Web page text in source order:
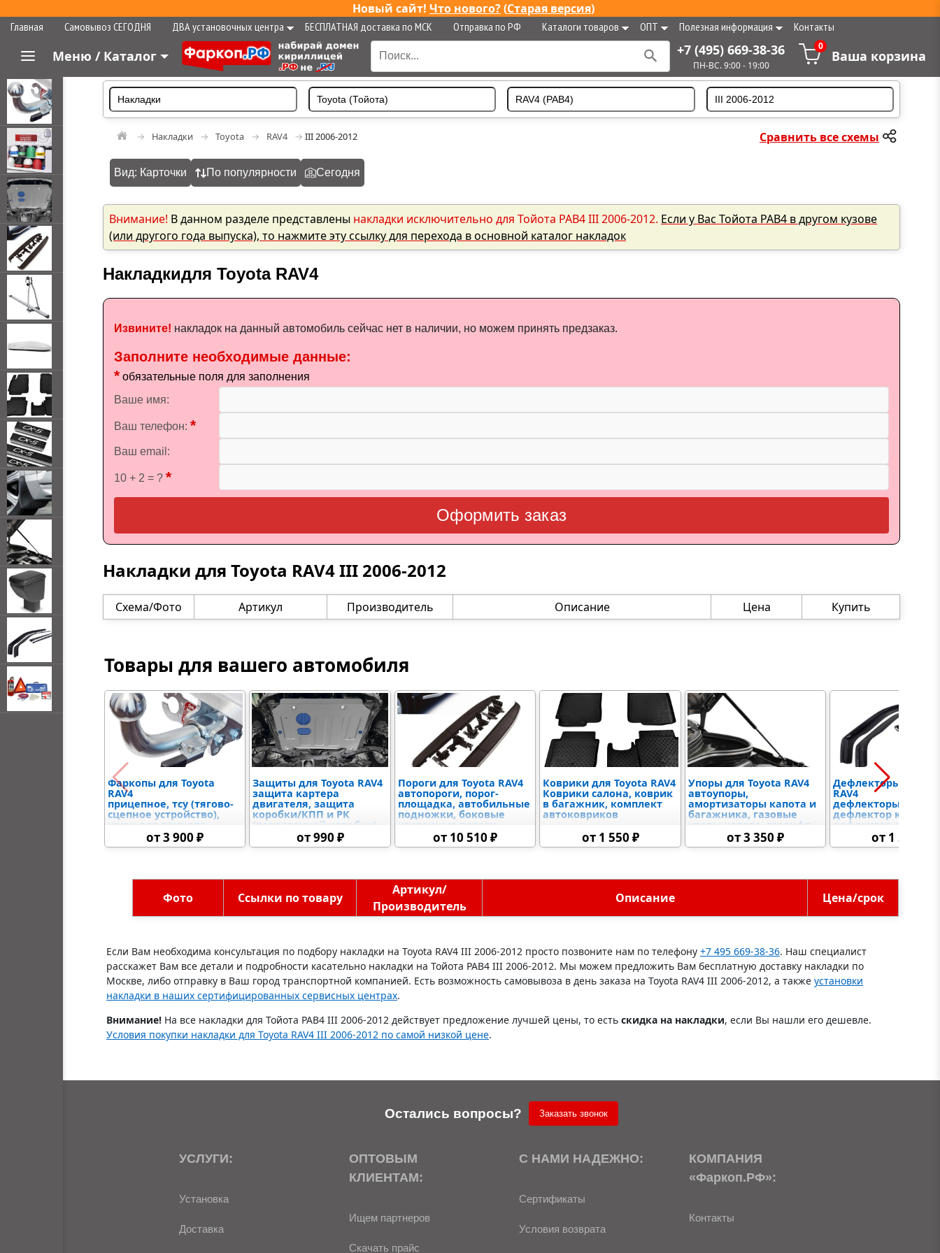
Новый сайт! Что нового?(Старая версия)
Главная Самовывоз СЕГОДНЯ ДВА установочных центра БЕСПЛАТНАЯ доставка по МСК Отправка по РФ Каталоги товаров ОПТ Полезная информация Контакты
Меню / Каталог +7 (495) 669-38-36
ПН-ВС. 9:00 - 19:00
0
Ваша корзина
открывать
наведении
Накладки Toyota RAV4 III 2006-2012 Сравнить все схемы
Вид: Карточки По популярности Сегодня
Внимание! В данном разделе представлены накладки исключительно для Тойота РАВ4 III 2006-2012. Если у Вас Тойота РАВ4 в другом кузове
(или другого года выпуска), то нажмите эту ссылку для перехода в основной каталог накладок
Накладкидля Toyota RAV4
Извините! накладок на данный автомобиль сейчас нет в наличии, но можем принять предзаказ.
Заполните необходимые данные:
* обязательные поля для заполнения
Ваше имя:
Ваш телефон: *
Ваш email:
10 + 2 = ? *
Оформить заказ
Накладки для Toyota RAV4 III 2006-2012
Схема/Фото Артикул Производитель Описание Цена Купить
Товары для вашего автомобиля
Фаркопы для Toyota
RAV4
прицепное, тсу (тягово-
сцепное устройство),
крюк для прицепа
от 3 900 ₽
Защиты для Toyota RAV4
защита картера
двигателя, защита
коробки/КПП и РК
(раздаточной коробки),
защыита радиатора и
дифференциалов,
управления
от 990 ₽
Пороги для Toyota RAV4
автопороги, порог-
площадка, автобильные
подножки, боковые
усиленные пороги
от 10 510 ₽
Коврики для Toyota RAV4
Коврики салона, коврик
в багажник, комплект
автоковриков
от 1 550 ₽
Упоры для Toyota RAV4
автоупоры,
амортизаторы капота и
багажника, газовые
упоры капота, газлифт
капот автомобиля
от 3 350 ₽
Дефлекторы для
RAV4
дефлекторы окон,
дефлектор капота,
дефлектор двери,
автодефлектор
от 1 290 ₽
Фото Ссылки по товару
Артикул/
Производитель
Описание Цена/срок
Если Вам необходима консультация по подбору накладки на Toyota RAV4 III 2006-2012 просто позвоните нам по телефону +7 495 669-38-36. Наш специалист
расскажет Вам все детали и подробности касательно накладки на Тойота РАВ4 III 2006-2012. Мы можем предложить Вам бесплатную доставку накладки по
Москве, либо отправку в Ваш город транспортной компанией. Есть возможность самовывоза в день заказа на Toyota RAV4 III 2006-2012, а также установки
накладки в наших сертифицированных сервисных центрах.
Внимание! На все накладки для Тойота РАВ4 III 2006-2012 действует предложение лучшей цены, то есть скидка на накладки, если Вы нашли его дешевле.
Условия покупки накладки для Toyota RAV4 III 2006-2012 по самой низкой цене.
Остались вопросы? Заказать звонок
УСЛУГИ:
Установка
Доставка
ОПТОВЫМ
КЛИЕНТАМ:
Ищем партнеров
Скачать прайс
С НАМИ НАДЕЖНО:
Сертификаты
Условия возврата
КОМПАНИЯ
«Фаркоп.РФ»:
Контакты